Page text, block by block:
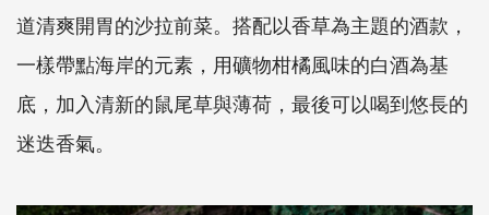
道清爽開胃的沙拉前菜。搭配以香草為主題的酒款，
一樣帶點海岸的元素，用礦物柑橘風味的白酒為基
底，加入清新的鼠尾草與薄荷，最後可以喝到悠長的
迷迭香氣。